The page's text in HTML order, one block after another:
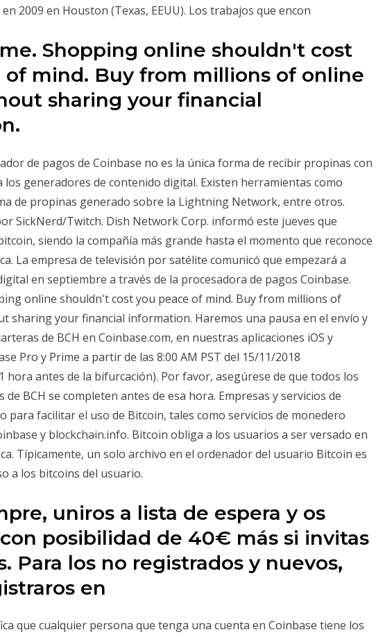
2009 en Houston (Texas, EEUU). Los trabajos que encon
Shopping online shouldn't cost
of mind. Buy from millions of online
sharing your financial
de pagos de Coinbase no es la única forma de recibir propinas con
generadores de contenido digital. Existen herramientas como
de propinas generado sobre la Lightning Network, entre otros.
SickNerd/Twitch. Dish Network Corp. informó este jueves que
siendo la compañía más grande hasta el momento que reconoce
La empresa de televisión por satélite comunicó que empezará a
en septiembre a través de la procesadora de pagos Coinbase.
online shouldn't cost you peace of mind. Buy from millions of
sharing your financial information. Haremos una pausa en el envío y
de BCH en Coinbase.com, en nuestras aplicaciones iOS y
Pro y Prime a partir de las 8:00 AM PST del 15/11/2018
hora antes de la bifurcación). Por favor, asegúrese de que todos los
de BCH se completen antes de esa hora. Empresas y servicios de
para facilitar el uso de Bitcoin, tales como servicios de monedero
y blockchain.info. Bitcoin obliga a los usuarios a ser versado en
Típicamente, un solo archivo en el ordenador del usuario Bitcoin es
a los bitcoins del usuario.
uniros a lista de espera y os
posibilidad de 40€ más si invitas
Para los no registrados y nuevos,
en
que cualquier persona que tenga una cuenta en Coinbase tiene los